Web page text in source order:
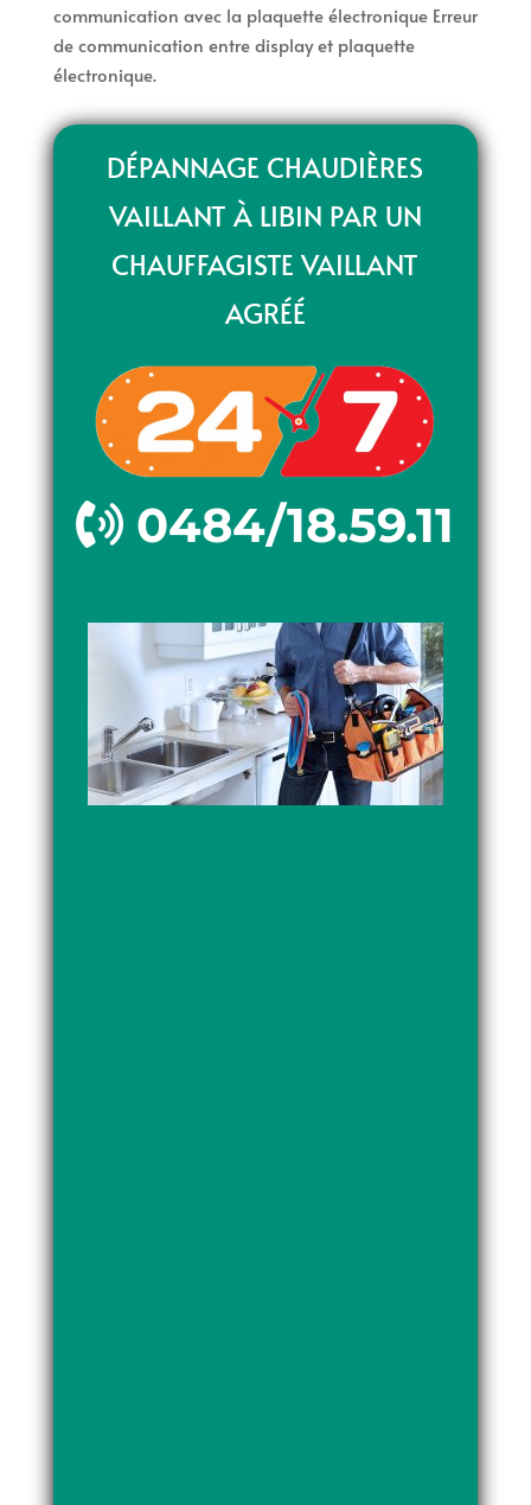
communication avec la plaquette électronique Erreur
de communication entre display et plaquette
électronique.
DÉPANNAGE CHAUDIÈRES
VAILLANT À LIBIN PAR UN
CHAUFFAGISTE VAILLANT
AGRÉÉ
0484/18.59.11